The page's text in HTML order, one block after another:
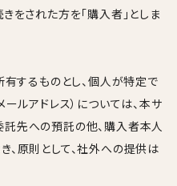
をされた方を「購入者」としま
するものとし、個人が特定で
ールアドレス）については、本サ
先への預託の他、購入者本人
、原則として、社外への提供は